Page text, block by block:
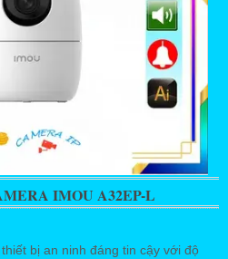
IMOU A32EP-L
bị an ninh đáng tin cậy với độ